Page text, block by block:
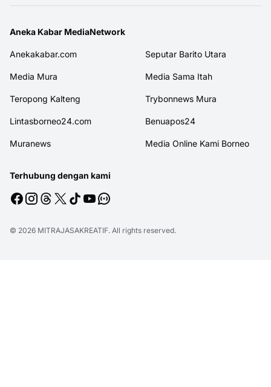
Aneka Kabar MediaNetwork
Anekakabar.com Seputar Barito Utara
Media Mura Media Sama Itah
Teropong Kalteng Trybonnews Mura
Lintasborneo24.com Benuapos24
Muranews Media Online Kami Borneo
Terhubung dengan kami
© 2026 MITRAJASAKREATIF. All rights reserved.